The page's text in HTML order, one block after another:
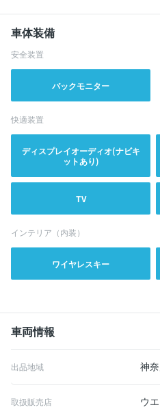
車体装備
安全装置
バックモニター
快適装置
ディスプレイオーディオ(ナビキ
ットあり)
TV
インテリア（内装）
ワイヤレスキー
車両情報
出品地域 神
取扱販売店 ウ